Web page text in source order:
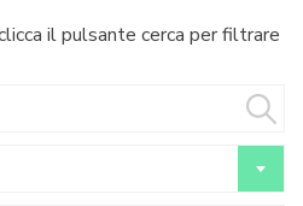
il pulsante cerca per filtrare